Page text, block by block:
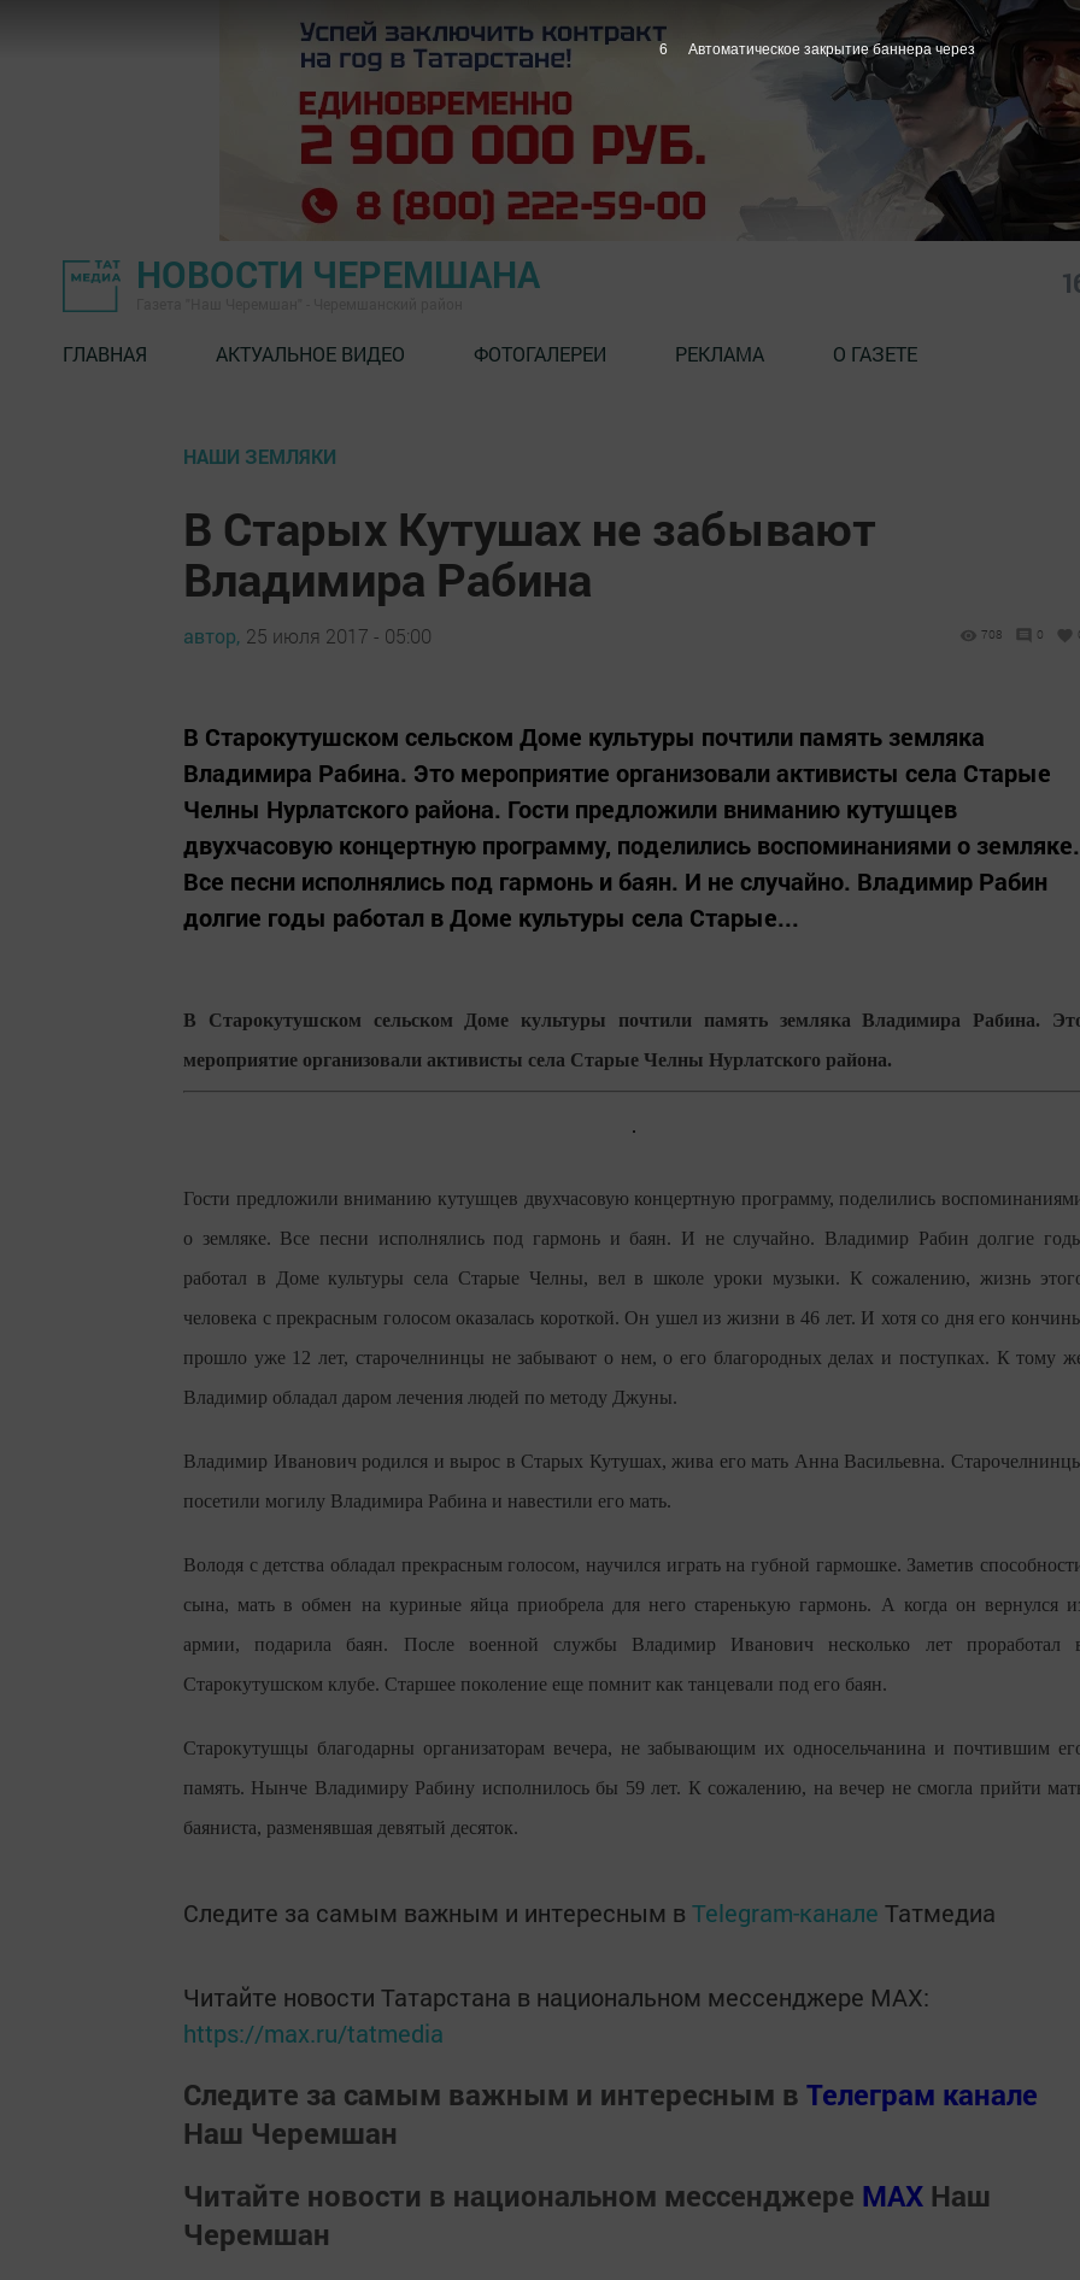
НОВОСТИ ЧЕРЕМШАНА
ГЛАВНАЯ АКТУАЛЬНОЕ ВИДЕО ФОТОГАЛЕРЕИ РЕКЛАМА О ГАЗЕТЕ
НАШИ ЗЕМЛЯКИ
В Старых Кутушах не забывают
Владимира Рабина
автор, 25 июля 2017 - 05:00 708 0
В Старокутушском сельском Доме культуры почтили память земляка
Владимира Рабина. Это мероприятие организовали активисты села Старые
Челны Нурлатского района. Гости предложили вниманию кутушцев
двухчасовую концертную программу, поделились воспоминаниями о земляке.
Все песни исполнялись под гармонь и баян. И не случайно. Владимир Рабин
долгие годы работал в Доме культуры села Старые...
В Старокутушском сельском Доме культуры почтили память земляка Владимира Рабина.
мероприятие организовали активисты села Старые Челны Нурлатского района.
Гости предложили вниманию кутушцев двухчасовую концертную программу, поделились
о земляке. Все песни исполнялись под гармонь и баян. И не случайно. Владимир Рабин долгие
работал в Доме культуры села Старые Челны, вел в школе уроки музыки. К сожалению, жизнь
человека с прекрасным голосом оказалась короткой. Он ушел из жизни в 46 лет. И хотя со дня его
прошло уже 12 лет, старочелнинцы не забывают о нем, о его благородных делах и поступках. К тому
Владимир обладал даром лечения людей по методу Джуны.
Владимир Иванович родился и вырос в Старых Кутушах, жива его мать Анна Васильевна.
посетили могилу Владимира Рабина и навестили его мать.
Володя с детства обладал прекрасным голосом, научился играть на губной гармошке. Заметив
сына, мать в обмен на куриные яйца приобрела для него старенькую гармонь. А когда он вернулся
армии, подарила баян. После военной службы Владимир Иванович несколько лет проработал
Старокутушском клубе. Старшее поколение еще помнит как танцевали под его баян.
Старокутушцы благодарны организаторам вечера, не забывающим их односельчанина и почтившим
память. Нынче Владимиру Рабину исполнилось бы 59 лет. К сожалению, на вечер не смогла прийти
баяниста, разменявшая девятый десяток.
Следите за самым важным и интересным в Telegram-канале Татмедиа
Читайте новости Татарстана в национальном мессенджере MАХ:
https://max.ru/tatmedia
Следите за самым важным и интересным в Телеграм канале
Наш Черемшан
Читайте новости в национальном мессенджере MАХ Наш
Черемшан
5 Автоматическое закрытие баннера через